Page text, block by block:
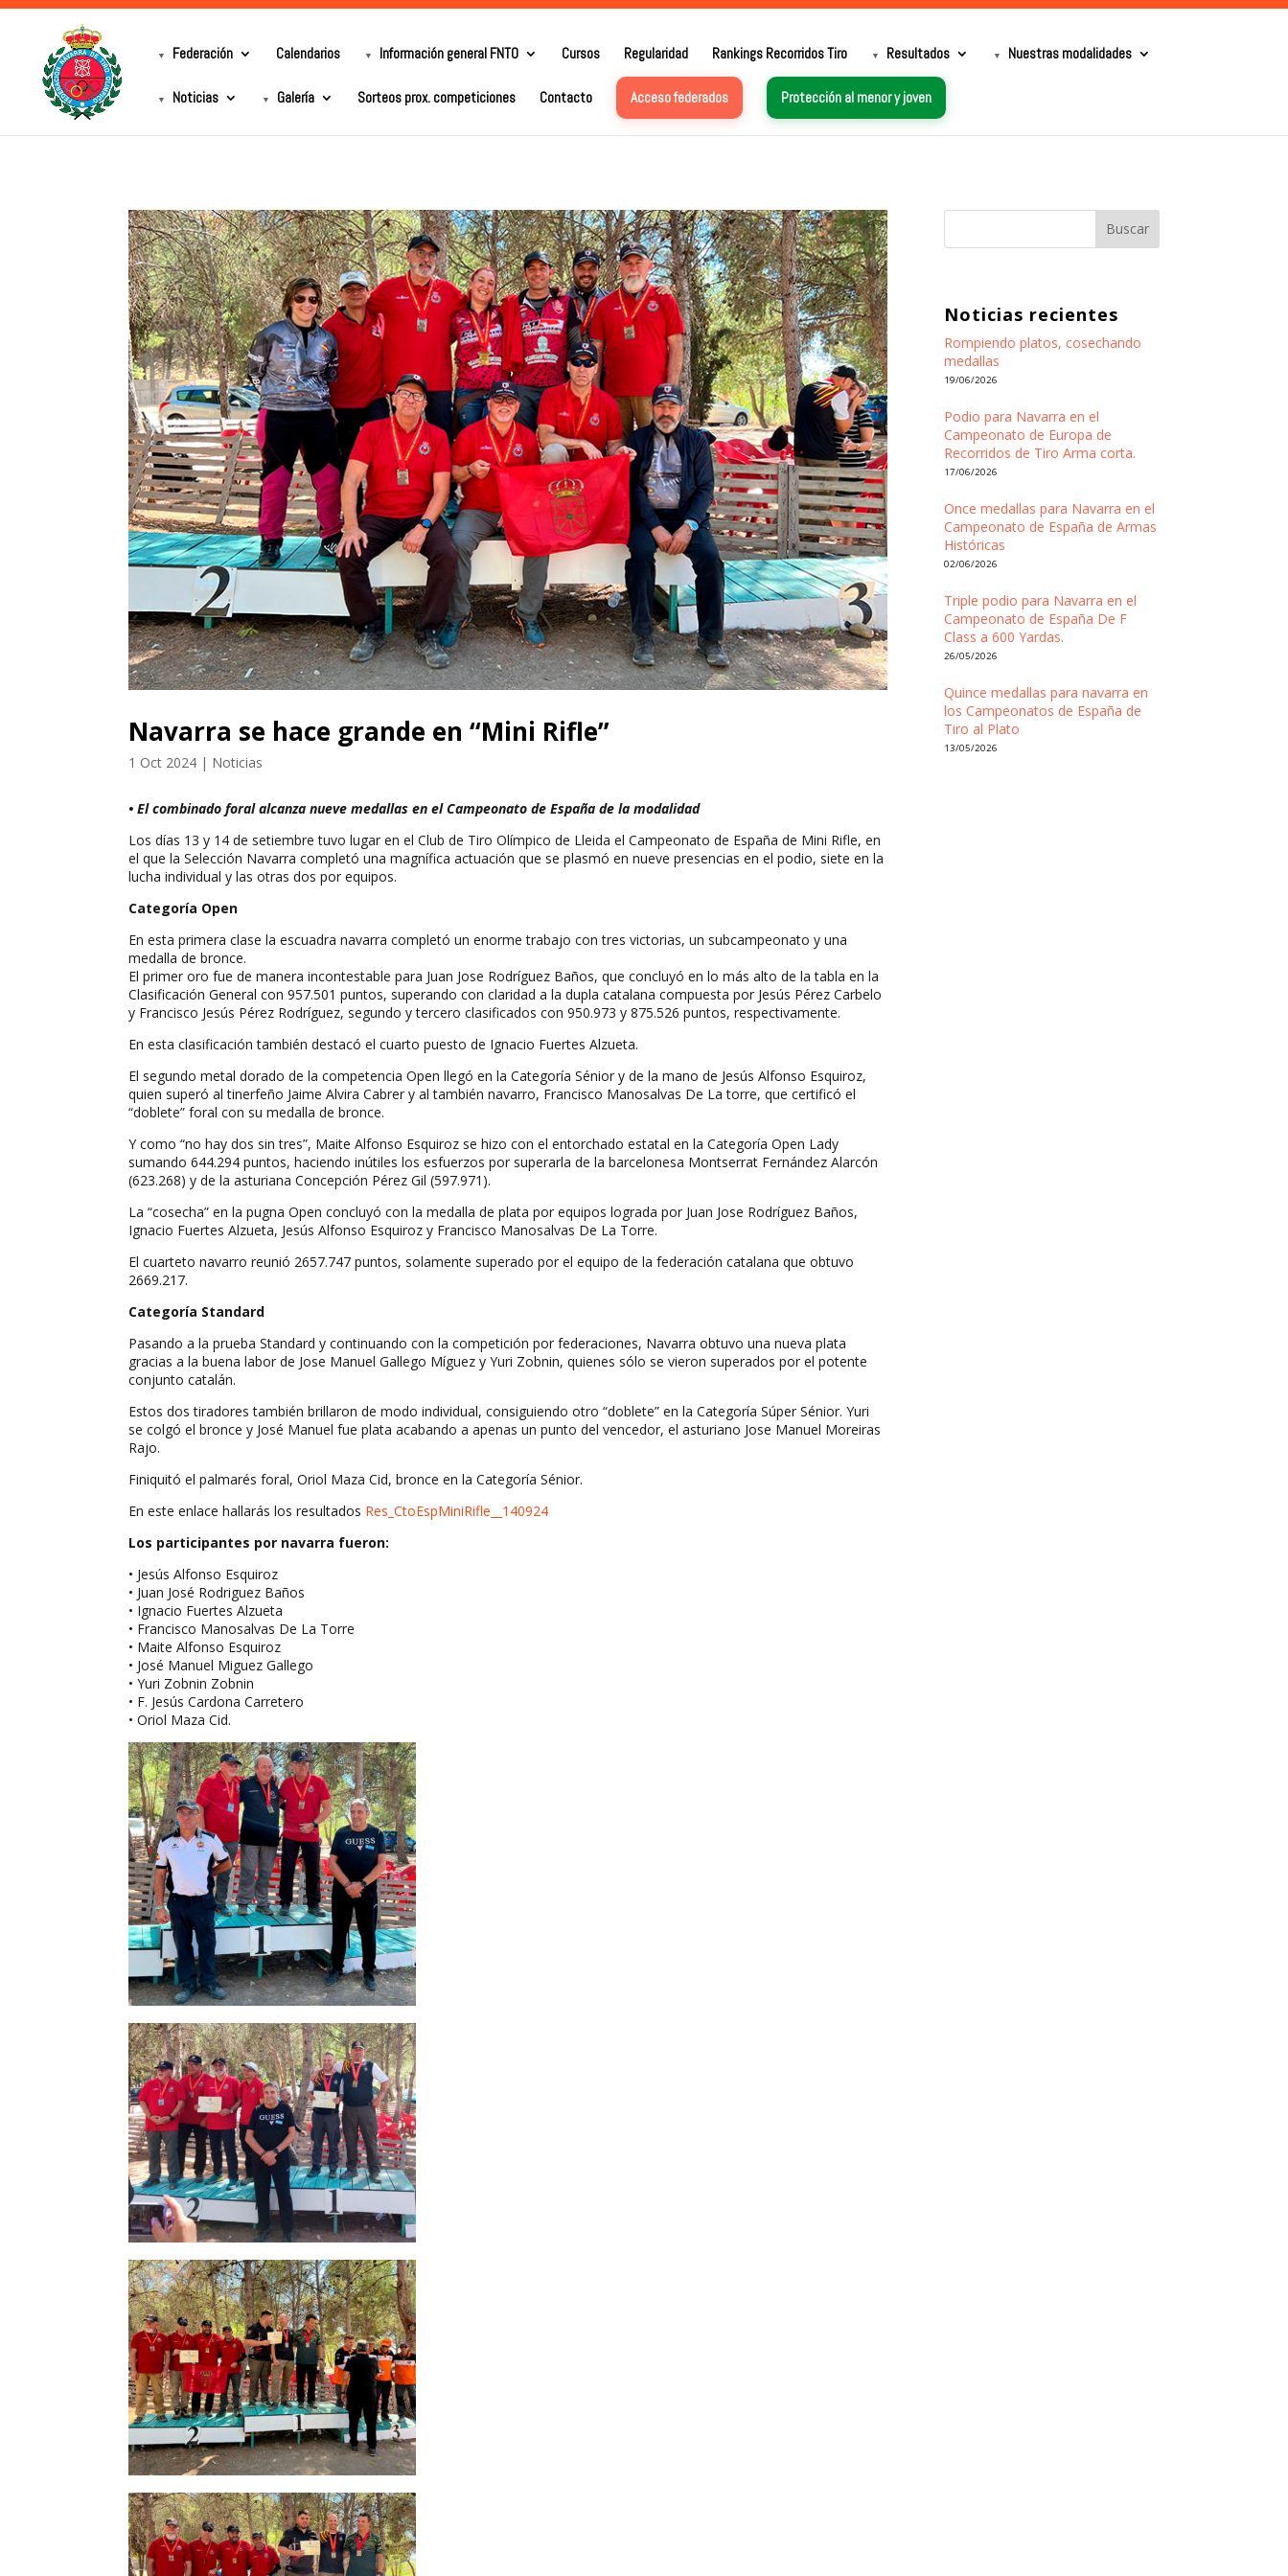
Federación Calendarios Información general FNTO Cursos Regularidad Rankings Recorridos Tiro Resultados Nuestras modalidades
Noticias Galería Sorteos prox. competiciones Contacto Acceso federados Protección al menor y joven
Navarra se hace grande en “Mini Rifle”
1 Oct 2024 | Noticias
• El combinado foral alcanza nueve medallas en el Campeonato de España de la modalidad
Los días 13 y 14 de setiembre tuvo lugar en el Club de Tiro Olímpico de Lleida el Campeonato de España de Mini Rifle, en
el que la Selección Navarra completó una magnífica actuación que se plasmó en nueve presencias en el podio, siete en la
lucha individual y las otras dos por equipos.
Categoría Open
En esta primera clase la escuadra navarra completó un enorme trabajo con tres victorias, un subcampeonato y una
medalla de bronce.
El primer oro fue de manera incontestable para Juan Jose Rodríguez Baños, que concluyó en lo más alto de la tabla en la
Clasificación General con 957.501 puntos, superando con claridad a la dupla catalana compuesta por Jesús Pérez Carbelo
y Francisco Jesús Pérez Rodríguez, segundo y tercero clasificados con 950.973 y 875.526 puntos, respectivamente.
En esta clasificación también destacó el cuarto puesto de Ignacio Fuertes Alzueta.
El segundo metal dorado de la competencia Open llegó en la Categoría Sénior y de la mano de Jesús Alfonso Esquiroz,
quien superó al tinerfeño Jaime Alvira Cabrer y al también navarro, Francisco Manosalvas De La torre, que certificó el
“doblete” foral con su medalla de bronce.
Y como “no hay dos sin tres”, Maite Alfonso Esquiroz se hizo con el entorchado estatal en la Categoría Open Lady
sumando 644.294 puntos, haciendo inútiles los esfuerzos por superarla de la barcelonesa Montserrat Fernández Alarcón
(623.268) y de la asturiana Concepción Pérez Gil (597.971).
La “cosecha” en la pugna Open concluyó con la medalla de plata por equipos lograda por Juan Jose Rodríguez Baños,
Ignacio Fuertes Alzueta, Jesús Alfonso Esquiroz y Francisco Manosalvas De La Torre.
El cuarteto navarro reunió 2657.747 puntos, solamente superado por el equipo de la federación catalana que obtuvo
2669.217.
Categoría Standard
Pasando a la prueba Standard y continuando con la competición por federaciones, Navarra obtuvo una nueva plata
gracias a la buena labor de Jose Manuel Gallego Míguez y Yuri Zobnin, quienes sólo se vieron superados por el potente
conjunto catalán.
Estos dos tiradores también brillaron de modo individual, consiguiendo otro “doblete” en la Categoría Súper Sénior. Yuri
se colgó el bronce y José Manuel fue plata acabando a apenas un punto del vencedor, el asturiano Jose Manuel Moreiras
Rajo.
Finiquitó el palmarés foral, Oriol Maza Cid, bronce en la Categoría Sénior.
En este enlace hallarás los resultados Res_CtoEspMiniRifle__140924
Los participantes por navarra fueron:
• Jesús Alfonso Esquiroz
• Juan José Rodriguez Baños
• Ignacio Fuertes Alzueta
• Francisco Manosalvas De La Torre
• Maite Alfonso Esquiroz
• José Manuel Miguez Gallego
• Yuri Zobnin Zobnin
• F. Jesús Cardona Carretero
• Oriol Maza Cid.
Buscar
Noticias recientes
Rompiendo platos, cosechando
medallas
19/06/2026
Podio para Navarra en el
Campeonato de Europa de
Recorridos de Tiro Arma corta.
17/06/2026
Once medallas para Navarra en el
Campeonato de España de Armas
Históricas
02/06/2026
Triple podio para Navarra en el
Campeonato de España De F
Class a 600 Yardas.
26/05/2026
Quince medallas para navarra en
los Campeonatos de España de
Tiro al Plato
13/05/2026